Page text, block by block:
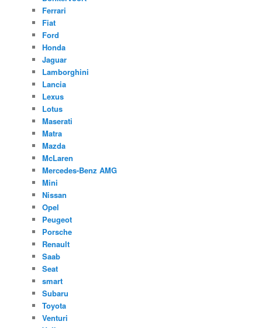
Ferrari
Fiat
Ford
Honda
Jaguar
Lamborghini
Lancia
Lexus
Lotus
Maserati
Matra
Mazda
McLaren
Mercedes-Benz AMG
Mini
Nissan
Opel
Peugeot
Porsche
Renault
Saab
Seat
smart
Subaru
Toyota
Venturi